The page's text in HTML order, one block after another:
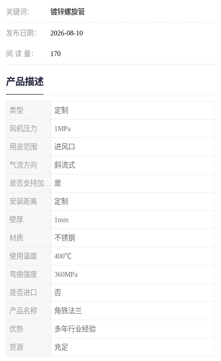
关键词： 镀锌螺旋管
发布日期： 2026-08-10
阅 读 量： 170
产品描述
类型 定制
风机压力 1MPa
用途范围 进风口
气流方向 斜流式
是
安装距离 定制
壁厚 1mm
材质 不锈钢
使用温度 400℃
弯曲强度 360MPa
是否进口 否
产品名称 角铁法兰
优势 多年行业经验
货源 充足